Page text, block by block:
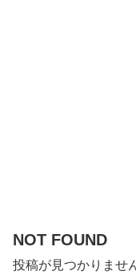
NOT FOUND
投稿が見つかりませ